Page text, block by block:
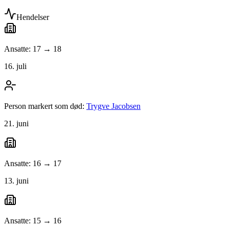
Hendelser
Ansatte: 17 → 18
16. juli
Person markert som død: Trygve Jacobsen
21. juni
Ansatte: 16 → 17
13. juni
Ansatte: 15 → 16